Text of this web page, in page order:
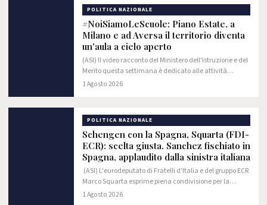
POLITICA NAZIONALE
#NoiSiamoLeScuole: Piano Estate, a
Milano e ad Aversa il territorio diventa
un'aula a cielo aperto
(ASI) Il video racconto del Ministero dell'Istruzione e del
Merito questa settimana è dedicato alle attività
realizzate nell'ambito del Piano Estate dall'Istituto
1 Agosto 2026
POLITICA NAZIONALE
Schengen con la Spagna, Squarta (FDI-
ECR): scelta giusta. Sanchez fischiato in
Spagna, applaudito dalla sinistra italiana
(ASI) L'eurodeputato di Fratelli d'Italia e del gruppo ECR
Marco Squarta esprime piena condivisione per la
decisione del Governo italiano di sospendere per un
1 Agosto 2026